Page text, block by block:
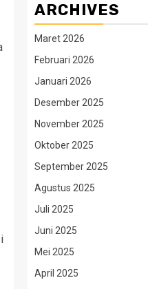
ARCHIVES
Maret 2026
Februari 2026
Januari 2026
Desember 2025
November 2025
Oktober 2025
September 2025
Agustus 2025
Juli 2025
Juni 2025
Mei 2025
April 2025